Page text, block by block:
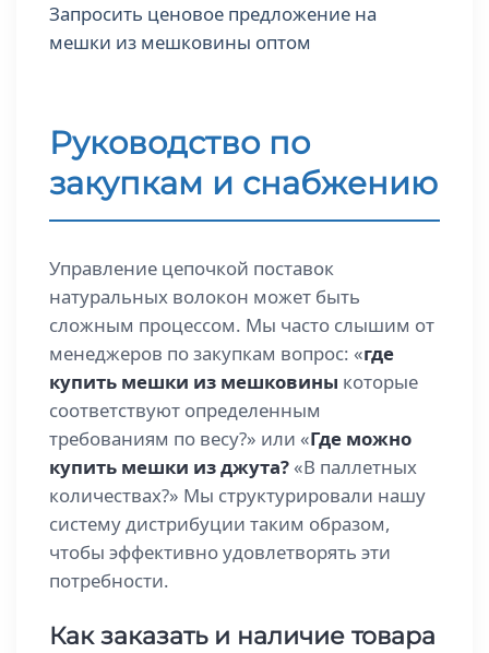
Запросить ценовое предложение на
мешки из мешковины оптом
Руководство по
закупкам и снабжению
Управление цепочкой поставок
натуральных волокон может быть
сложным процессом. Мы часто слышим от
менеджеров по закупкам вопрос: «где
купить мешки из мешковины которые
соответствуют определенным
требованиям по весу?» или «Где можно
купить мешки из джута?«В паллетных
количествах?» Мы структурировали нашу
систему дистрибуции таким образом,
чтобы эффективно удовлетворять эти
потребности.
Как заказать и наличие товара